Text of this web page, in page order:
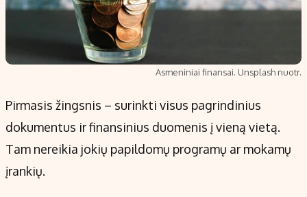
Asmeniniai finansai. Unsplash nuotr.
Pirmasis žingsnis – surinkti visus pagrindinius
dokumentus ir finansinius duomenis į vieną vietą.
Tam nereikia jokių papildomų programų ar mokamų
įrankių.